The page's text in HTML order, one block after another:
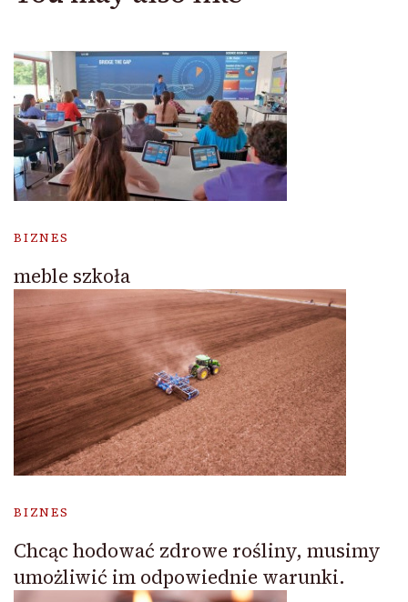
BIZNES
meble szkoła
BIZNES
Chcąc hodować zdrowe rośliny, musimy
umożliwić im odpowiednie warunki.